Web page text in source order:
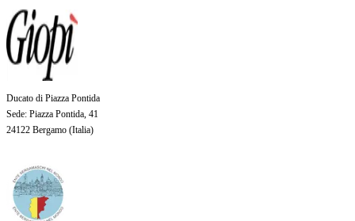
Ducato di Piazza Pontida
Sede: Piazza Pontida, 41
24122 Bergamo (Italia)